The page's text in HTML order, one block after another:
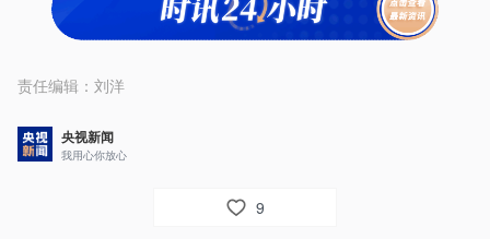
责任编辑： 刘洋
央视新闻
我用心你放心
9